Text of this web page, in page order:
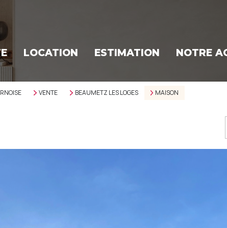
LOCATION ESTIMATION NOTRE
VENTE BEAUMETZ LES LOGES MAISON